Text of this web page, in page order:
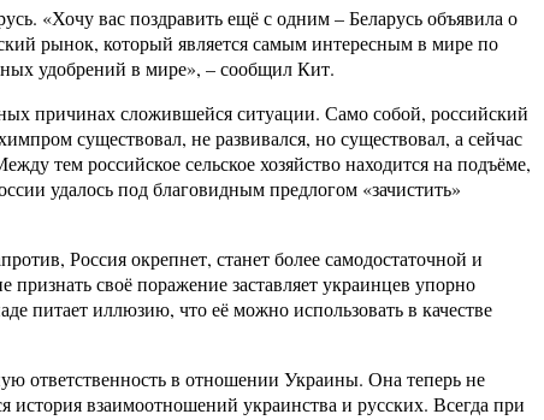
«Хочу вас поздравить ещё с одним – Беларусь объявила о
рынок, который является самым интересным в мире по
удобрений в мире», – сообщил Кит.
причинах сложившейся ситуации. Само собой, российский
существовал, не развивался, но существовал, а сейчас
тем российское сельское хозяйство находится на подъёме,
удалось под благовидным предлогом «зачистить»
Россия окрепнет, станет более самодостаточной и
своё поражение заставляет украинцев упорно
питает иллюзию, что её можно использовать в качестве
ответственность в отношении Украины. Она теперь не
история взаимоотношений украинства и русских. Всегда при